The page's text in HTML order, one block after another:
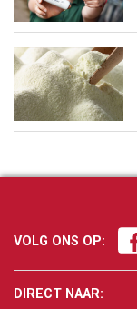
VOLG ONS OP:
DIRECT NAAR: